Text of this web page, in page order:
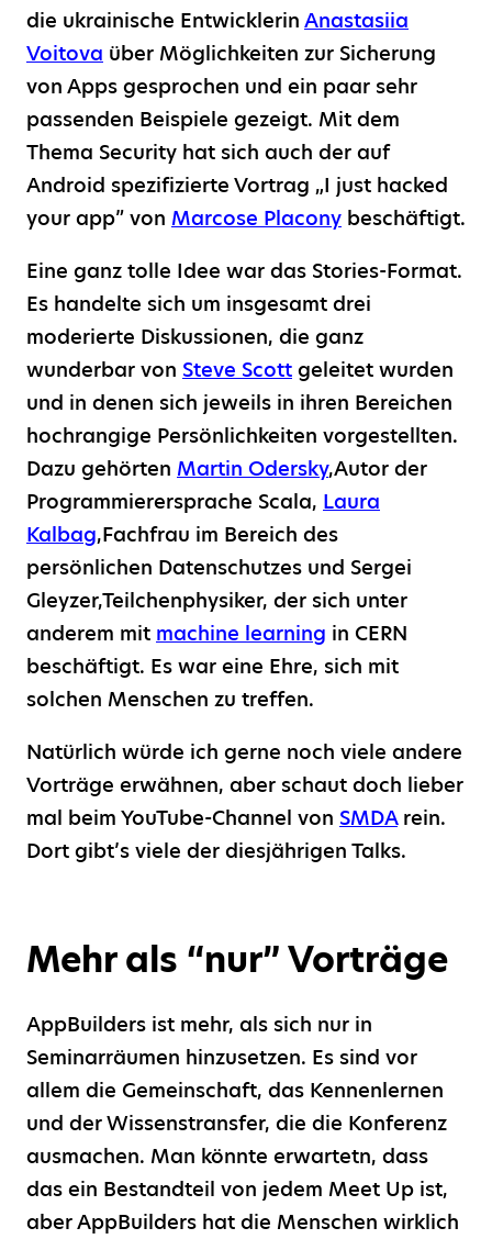
die ukrainische Entwicklerin Anastasiia
Voitova über Möglichkeiten zur Sicherung
von Apps gesprochen und ein paar sehr
passenden Beispiele gezeigt. Mit dem
Thema Security hat sich auch der auf
Android spezifizierte Vortrag „I just hacked
your app” von Marcose Placony beschäftigt.
Eine ganz tolle Idee war das Stories-Format.
Es handelte sich um insgesamt drei
moderierte Diskussionen, die ganz
wunderbar von Steve Scott geleitet wurden
und in denen sich jeweils in ihren Bereichen
hochrangige Persönlichkeiten vorgestellten.
Dazu gehörten Martin Odersky,Autor der
Programmierersprache Scala, Laura
Kalbag,Fachfrau im Bereich des
persönlichen Datenschutzes und Sergei
Gleyzer,Teilchenphysiker, der sich unter
anderem mit machine learning in CERN
beschäftigt. Es war eine Ehre, sich mit
solchen Menschen zu treffen.
Natürlich würde ich gerne noch viele andere
Vorträge erwähnen, aber schaut doch lieber
mal beim YouTube-Channel von SMDArein.
Dort gibt’s viele der diesjährigen Talks.
Mehr als “nur” Vorträge
AppBuilders ist mehr, als sich nur in
Seminarräumen hinzusetzen. Es sind vor
allem die Gemeinschaft, das Kennenlernen
und der Wissenstransfer, die die Konferenz
ausmachen. Man könnte erwartetn, dass
das ein Bestandteil von jedem Meet Up ist,
aber AppBuilders hat die Menschen wirklich